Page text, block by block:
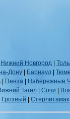
Нижний Новгород |
Дону | Барнаул |
| Пенза | Набережные
Тагил |Сочи |
Грозный |Стерлитамак